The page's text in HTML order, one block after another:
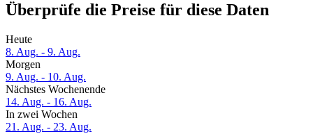
Überprüfe die Preise für diese Daten
Heute
8. Aug. - 9. Aug.
Morgen
9. Aug. - 10. Aug.
Nächstes Wochenende
14. Aug. - 16. Aug.
In zwei Wochen
21. Aug. - 23. Aug.